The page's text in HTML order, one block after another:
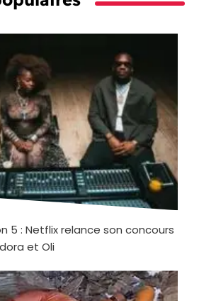
5 : Netflix relance son concours
et Oli